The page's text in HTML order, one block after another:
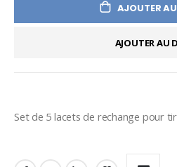
AJOUTER
AJOUTER AU
Set de 5 lacets de rechange pour